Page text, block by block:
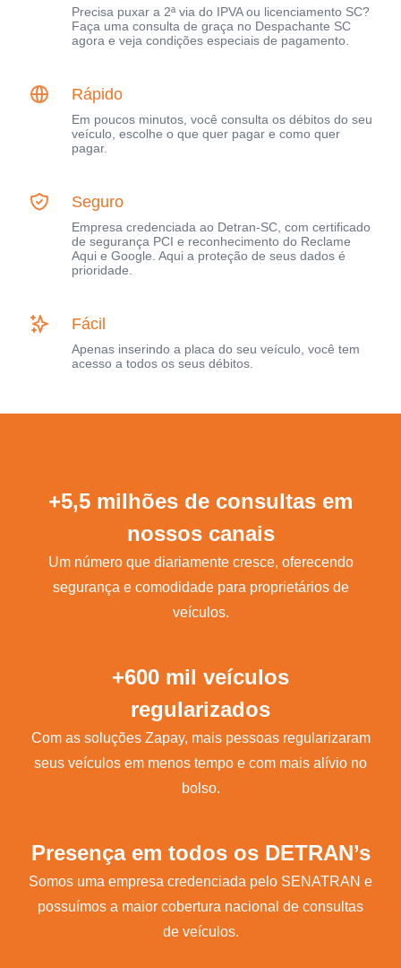
Precisa puxar a 2ª via do IPVA ou licenciamento SC?
Faça uma consulta de graça no Despachante SC
agora e veja condições especiais de pagamento.
Rápido
Em poucos minutos, você consulta os débitos do seu
veículo, escolhe o que quer pagar e como quer
pagar.
Seguro
Empresa credenciada ao Detran-SC, com certificado
de segurança PCI e reconhecimento do Reclame
Aqui e Google. Aqui a proteção de seus dados é
prioridade.
Fácil
Apenas inserindo a placa do seu veículo, você tem
acesso a todos os seus débitos.
+5,5 milhões de consultas em
nossos canais
Um número que diariamente cresce, oferecendo
segurança e comodidade para proprietários de
veículos.
+600 mil veículos
regularizados
Com as soluções Zapay, mais pessoas regularizaram
seus veículos em menos tempo e com mais alívio no
bolso.
Presença em todos os DETRAN’s
Somos uma empresa credenciada pelo SENATRAN e
possuímos a maior cobertura nacional de consultas
de veículos.